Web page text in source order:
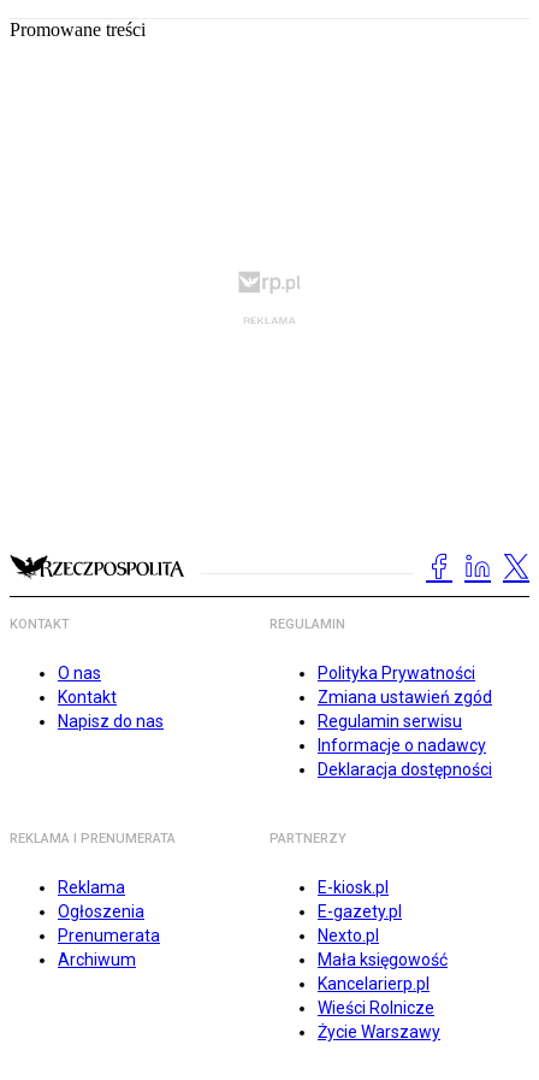
Promowane treści
KONTAKT
O nas
Kontakt
Napisz do nas
REGULAMIN
Polityka Prywatności
Zmiana ustawień zgód
Regulamin serwisu
Informacje o nadawcy
Deklaracja dostępności
REKLAMA I PRENUMERATA
Reklama
Ogłoszenia
Prenumerata
Archiwum
PARTNERZY
E-kiosk.pl
E-gazety.pl
Nexto.pl
Mała księgowość
Kancelarierp.pl
Wieści Rolnicze
Życie Warszawy